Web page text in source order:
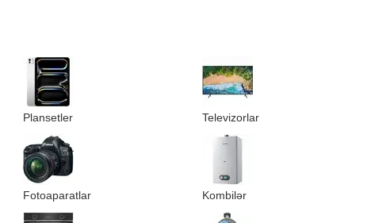
Plansetler Televizorlar
Fotoaparatlar Kombilər